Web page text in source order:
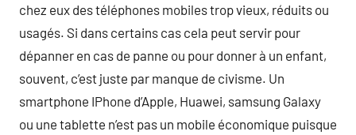
chez eux des téléphones mobiles trop vieux, réduits ou
usagés. Si dans certains cas cela peut servir pour
dépanner en cas de panne ou pour donner à un enfant,
souvent, c’est juste par manque de civisme. Un
smartphone IPhone d’Apple, Huawei, samsung Galaxy
ou une tablette n’est pas un mobile économique puisque